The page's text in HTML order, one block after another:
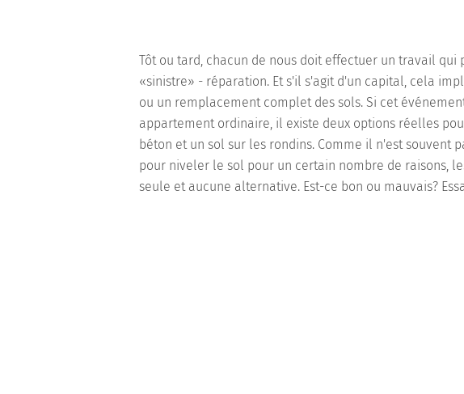
Tôt ou tard, chacun de nous doit effectuer un travail
«sinistre» - réparation. Et s'il s'agit d'un capital, cela
ou un remplacement complet des sols. Si cet
appartement ordinaire, il existe deux options réelles
béton et un sol sur les rondins. Comme il n'est souvent
pour niveler le sol pour un certain nombre de raisons,
seule et aucune alternative. Est-ce bon ou mauvais?